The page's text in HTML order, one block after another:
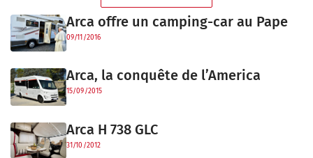
Arca offre un camping-car au Pape
09/11/2016
Arca, la conquête de l’America
15/09/2015
Arca H 738 GLC
31/10/2012